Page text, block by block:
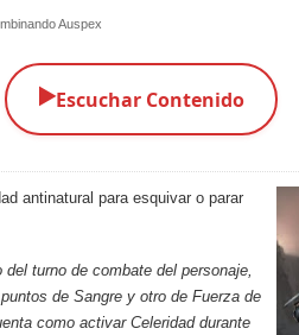
Auspex
▶️Escuchar Contenido
antinatural para esquivar o parar
del turno de combate del personaje,
de Sangre y otro de Fuerza de
como activar Celeridad durante